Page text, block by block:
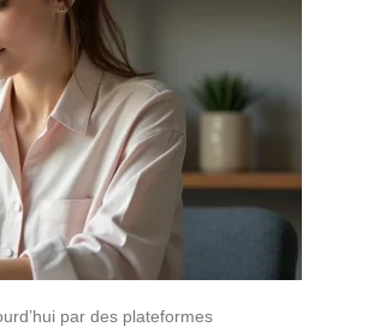
par des plateformes